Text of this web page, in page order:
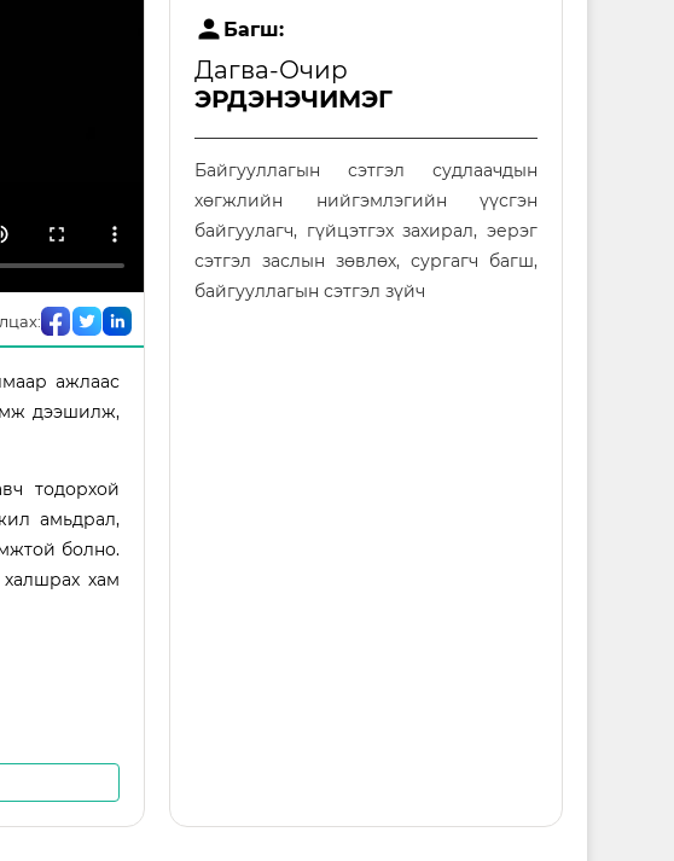
ажлаас
дээшилж,
тодорхой
амьдрал,
болно.
хам
user Багш:
Дагва-Очир
ЭРДЭНЭЧИМЭГ
Байгууллагын сэтгэл судлаачдын
хөгжлийн нийгэмлэгийн үүсгэн
байгуулагч, гүйцэтгэх захирал, эерэг
сэтгэл заслын зөвлөх, сургагч багш,
байгууллагын сэтгэл зүйч